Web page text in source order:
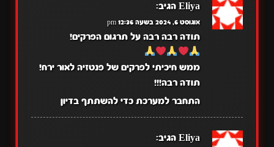
Eliya הגיב:
אוגוסט 6, 2024 בשעה 12:36 pm
תודה רבה רבה על תרגום הפרקים!
ממש חיכיתי לפרקים של פנטזיה לאור ירח!
תודה רבה!!!
התחבר למערכת כדי להשתתף בדיון
Eliya הגיב: